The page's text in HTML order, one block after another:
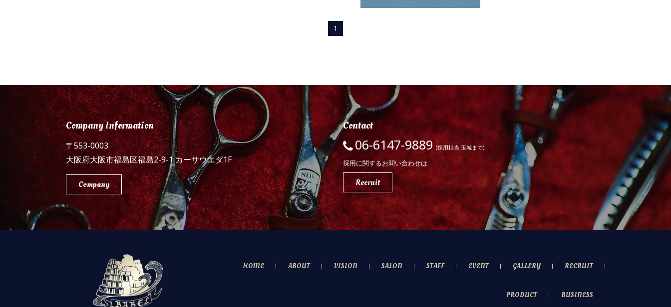
1
Company Information
〒553-0003
大阪府大阪市福島区福島2-9-1 カーサウエダ1F
Company
Contact
06-6147-9889 (採用担当 玉城まで)
採用に関するお問い合わせは
Recruit
HOME ABOUT VISION SALON STAFF EVENT GALLERY RECRUIT
PRODUCT BUSINESS